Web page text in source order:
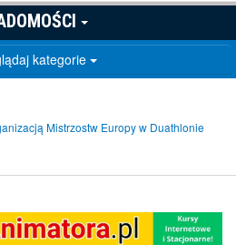
kategorie
Mistrzostw Europy w Duathlonie